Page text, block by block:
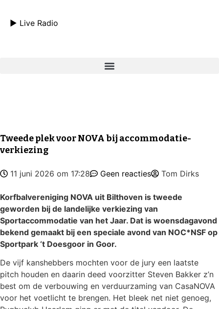
► Live Radio
Tweede plek voor NOVA bij accommodatie-
verkiezing
11 juni 2026 om 17:28 Geen reacties Tom Dirks
Korfbalvereniging NOVA uit Bilthoven is tweede
geworden bij de landelijke verkiezing van
Sportaccommodatie van het Jaar. Dat is woensdagavond
bekend gemaakt bij een speciale avond van NOC*NSF op
Sportpark ‘t Doesgoor in Goor.
De vijf kanshebbers mochten voor de jury een laatste
pitch houden en daarin deed voorzitter Steven Bakker z’n
best om de verbouwing en verduurzaming van CasaNOVA
voor het voetlicht te brengen. Het bleek net niet genoeg,